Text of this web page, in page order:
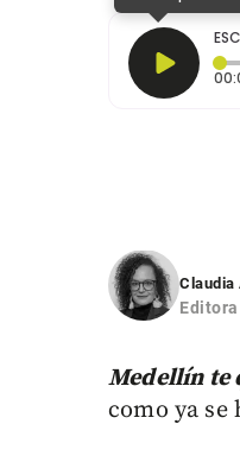
Claudia
Medellín te
como ya se